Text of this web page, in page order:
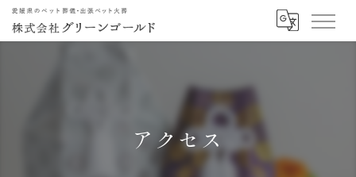
アクセス